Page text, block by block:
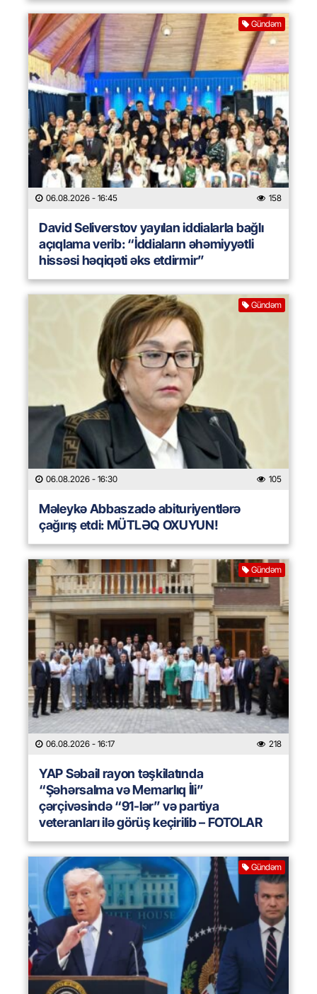
Gündəm
06.08.2026 - 16:45 158
David Seliverstov yayılan iddialarla bağlı
açıqlama verib: “İddiaların əhəmiyyətli
hissəsi həqiqəti əks etdirmir”
Gündəm
06.08.2026 - 16:30 105
Məleykə Abbaszadə abituriyentlərə
çağırış etdi: MÜTLƏQ OXUYUN!
Gündəm
06.08.2026 - 16:17 218
YAP Səbail rayon təşkilatında
“Şəhərsalma və Memarlıq İli”
çərçivəsində “91-lər” və partiya
veteranları ilə görüş keçirilib – FOTOLAR
Gündəm